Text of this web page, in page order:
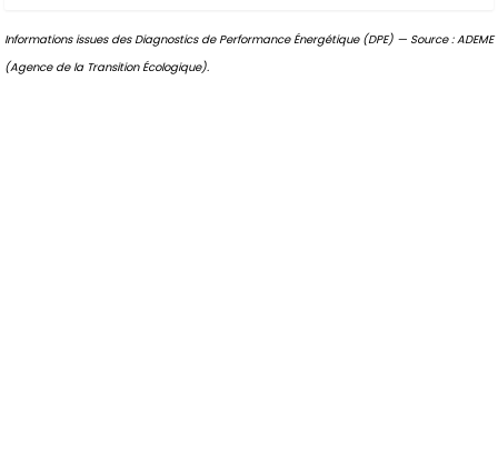
Informations issues des Diagnostics de Performance Énergétique (DPE) — Source : ADEME
(Agence de la Transition Écologique).